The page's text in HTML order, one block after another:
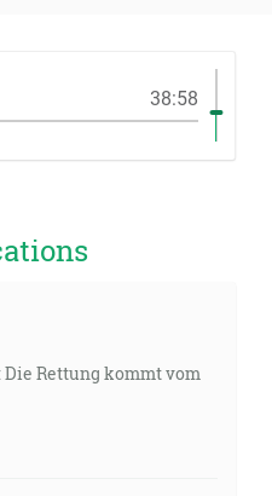
38:58
Die Rettung kommt vom